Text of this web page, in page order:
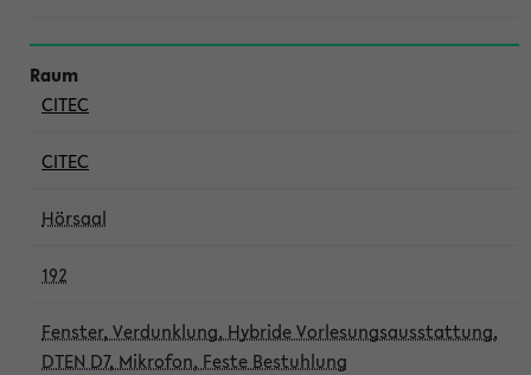
CITEC
CITEC
Hörsaal
192
Fenster, Verdunklung, Hybride Vorlesungsausstattung,
DTEN D7, Mikrofon, Feste Bestuhlung